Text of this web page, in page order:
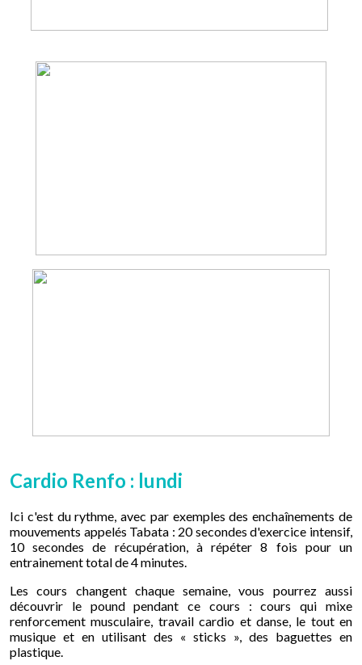
Cardio Renfo : lundi
Ici c'est du rythme, avec par exemples des enchaînements de
mouvements appelés Tabata : 20 secondes d'exercice intensif,
10 secondes de récupération, à répéter 8 fois pour un
entrainement total de 4 minutes.
Les cours changent chaque semaine, vous pourrez aussi
découvrir le pound pendant ce cours : cours qui mixe
renforcement musculaire, travail cardio et danse, le tout en
musique et en utilisant des « sticks », des baguettes en
plastique.